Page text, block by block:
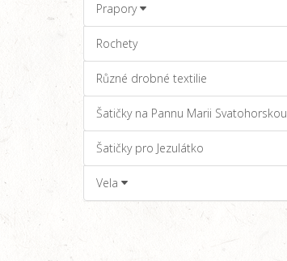
Prapory
Rochety
Různé drobné textilie
Šatičky na Pannu Marii Svatohorskou
Šatičky pro Jezulátko
Vela